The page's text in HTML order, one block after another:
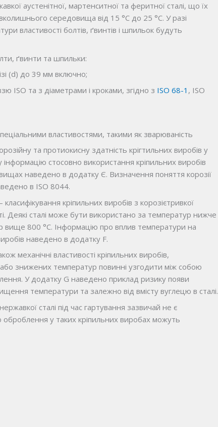
аустенітної, мартенситної та феритної сталі, що їх
середовища від 15 °С до 25 °С. У разі
властивості болтів, ґвинтів і шпильок будуть
ґвинти та шпильки:
(d) до 39 мм включно;
та з діаметрами і кроками, згідно з ISO 68-1 , ISO
властивостями, такими як зварюваність
та протиокисну здатність крігтильних виробів у
стосовно використання кріпильних виробів
наведено в додатку Є. Визначення поняття корозії
в ISO 8044.
кріпильних виробів з корозієтривкої
Деякі сталі може бути використано за температур нижче
вище 800 °С. Інформацію про вплив температури на
наведено в додатку F.
механічні властивості кріпильних виробів,
знижених температур повинні узгодити між собою
У додатку G наведено приклад ризику появи
температури та залежно від вмісту вуглецю в сталі.
сталі під час гартування зазвичай не є
оброблення у таких кріпильних виробах можуть